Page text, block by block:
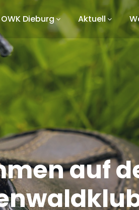
OWK Dieburg Aktuell
auf